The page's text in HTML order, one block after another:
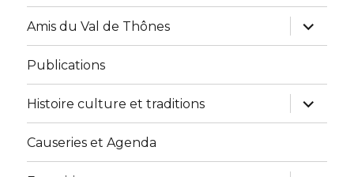
Amis du Val de Thônes
ouvrir
le
sous-
Publications
Histoire culture et traditions
ouvrir
le
sous-
Causeries et Agenda